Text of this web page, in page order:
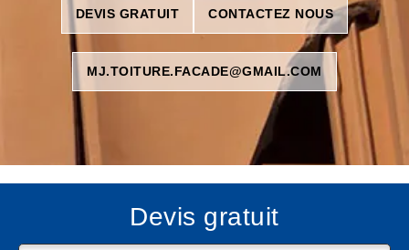
DEVIS GRATUIT CONTACTEZ NOUS
MJ.TOITURE.FACADE@GMAIL.COM
Devis gratuit